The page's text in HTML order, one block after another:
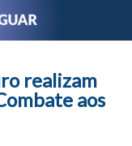
realizam
aos